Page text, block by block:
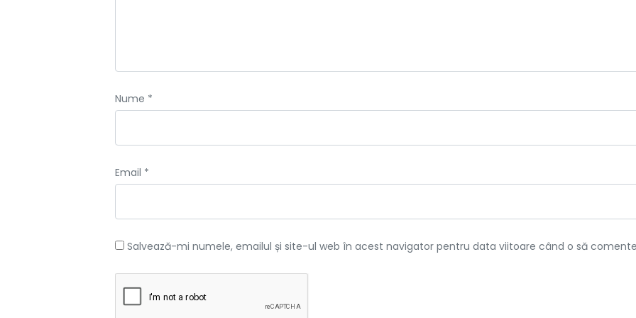
Nume *
Email *
Salvează-mi numele, emailul și site-ul web în acest navigator pentru data viitoare când o să